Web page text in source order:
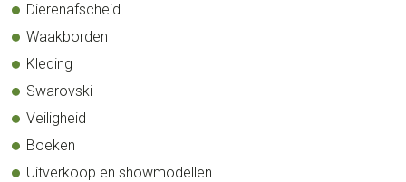
Dierenafscheid
Waakborden
Kleding
Swarovski
Veiligheid
Boeken
Uitverkoop en showmodellen